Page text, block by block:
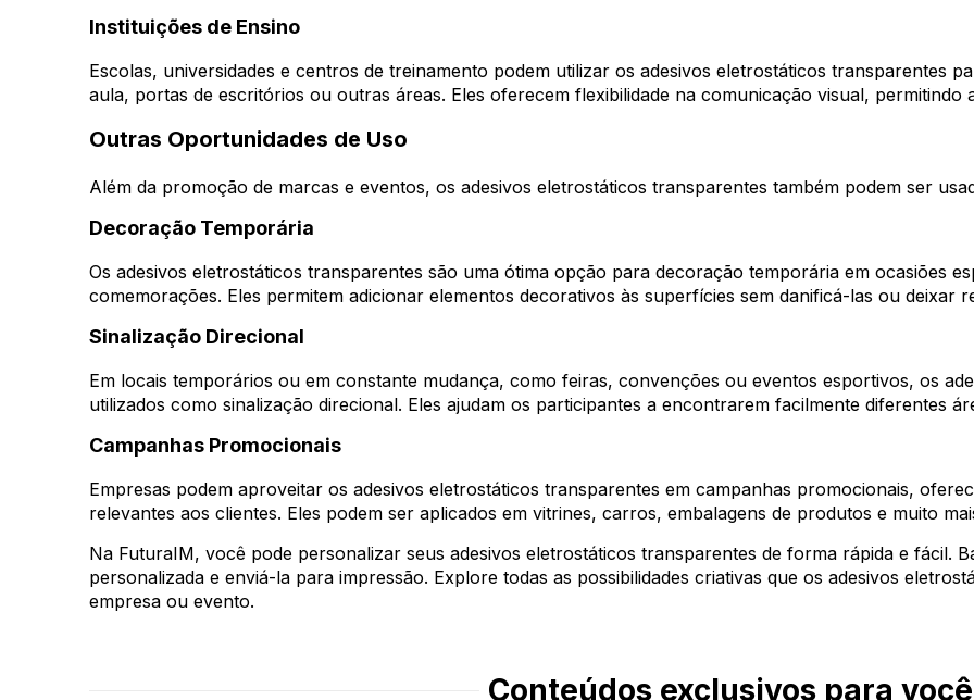
Instituições de Ensino
Escolas, universidades e centros de treinamento podem utilizar os adesivos eletrostáticos transparentes
aula, portas de escritórios ou outras áreas. Eles oferecem flexibilidade na comunicação visual, permitindo
Outras Oportunidades de Uso
Além da promoção de marcas e eventos, os adesivos eletrostáticos transparentes também podem ser
Decoração Temporária
Os adesivos eletrostáticos transparentes são uma ótima opção para decoração temporária em ocasiões
comemorações. Eles permitem adicionar elementos decorativos às superfícies sem danificá-las ou deixar
Sinalização Direcional
Em locais temporários ou em constante mudança, como feiras, convenções ou eventos esportivos, os
utilizados como sinalização direcional. Eles ajudam os participantes a encontrarem facilmente diferentes
Campanhas Promocionais
Empresas podem aproveitar os adesivos eletrostáticos transparentes em campanhas promocionais,
relevantes aos clientes. Eles podem ser aplicados em vitrines, carros, embalagens de produtos e muito
Na FuturaIM, você pode personalizar seus adesivos eletrostáticos transparentes de forma rápida e fácil.
personalizada e enviá-la para impressão. Explore todas as possibilidades criativas que os adesivos
empresa ou evento.
Conteúdos exclusivos para você